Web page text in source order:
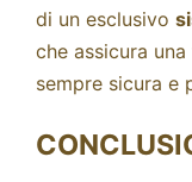
di un esclusivo
che assicura
sempre sicura e